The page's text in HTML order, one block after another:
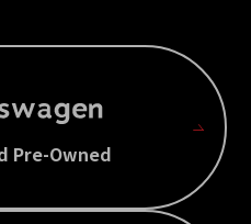
Pre-Owned